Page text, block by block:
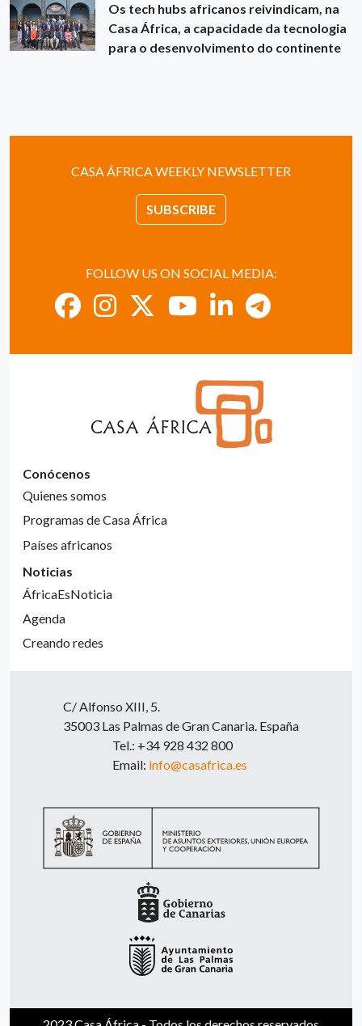
Os tech hubs africanos reivindicam, na
Casa África, a capacidade da tecnologia
para o desenvolvimento do continente
CASA ÁFRICA WEEKLY NEWSLETTER
SUBSCRIBE
FOLLOW US ON SOCIAL MEDIA:
Conócenos
Quienes somos
Programas de Casa África
Países africanos
Noticias
ÁfricaEsNoticia
Agenda
Creando redes
C/ Alfonso XIII, 5.
35003 Las Palmas de Gran Canaria. España
Tel.: +34 928 432 800
Email: info@casafrica.es